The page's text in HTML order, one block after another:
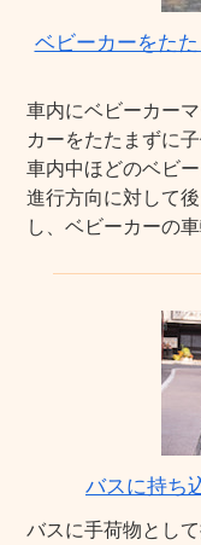
ベビーカーをた
車内にベビーカー
カーをたたまずに
車内中ほどのベビ
進行方向に対して
し、ベビーカーの
バスに持ち
バスに手荷物とし